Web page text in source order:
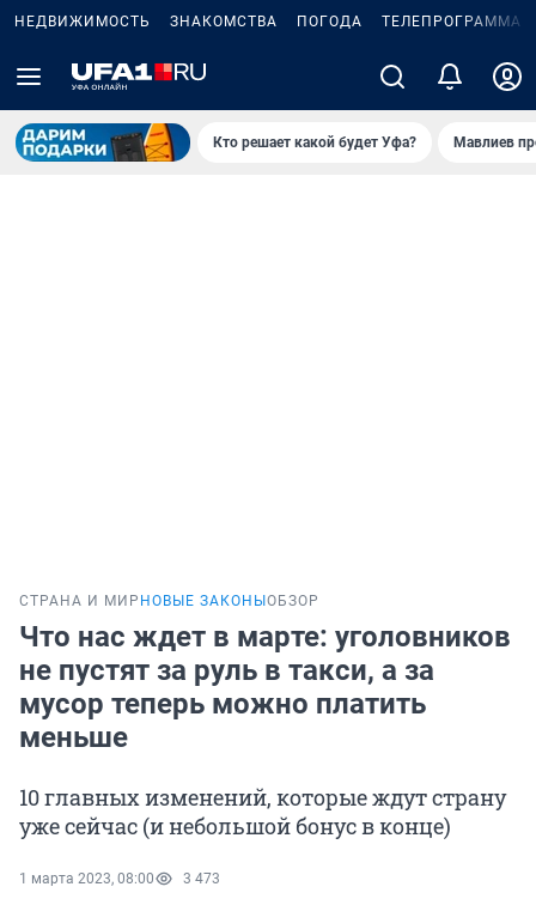
НЕДВИЖИМОСТЬ ЗНАКОМСТВА ПОГОДА ТЕЛЕПРОГРАММА
Кто решает какой будет Уфа? Мавлиев
СТРАНА И МИР НОВЫЕ ЗАКОНЫ ОБЗОР
Что нас ждет в марте: уголовников
не пустят за руль в такси, а за
мусор теперь можно платить
меньше
10 главных изменений, которые ждут страну
уже сейчас (и небольшой бонус в конце)
1 марта 2023, 08:00 3 473